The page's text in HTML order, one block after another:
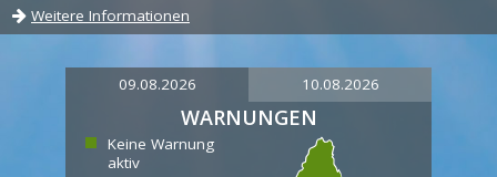
Weitere Informationen
09.08.2026 10.08.2026
WARNUNGEN
Keine Warnung
aktiv